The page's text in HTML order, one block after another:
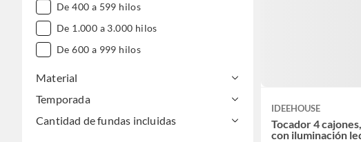
De 400 a 599 hilos
De 1.000 a 3.000 hilos
De 600 a 999 hilos
Material
Temporada
Cantidad de fundas incluidas
IDEEHOUSE
Tocador 4
con iluminación